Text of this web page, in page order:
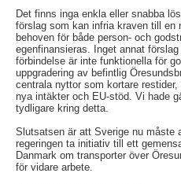
Det finns inga enkla eller snabba
förslag som kan infria kraven till en
behoven för både person- och
egenfinansieras. Inget annat
förbindelse är inte funktionella för
uppgradering av befintlig
centrala nyttor som kortare
nya intäkter och EU-stöd. Vi hade
tydligare kring detta.
Slutsatsen är att Sverige nu måste
regeringen ta initiativ till ett
Danmark om transporter över
för vidare arbete.